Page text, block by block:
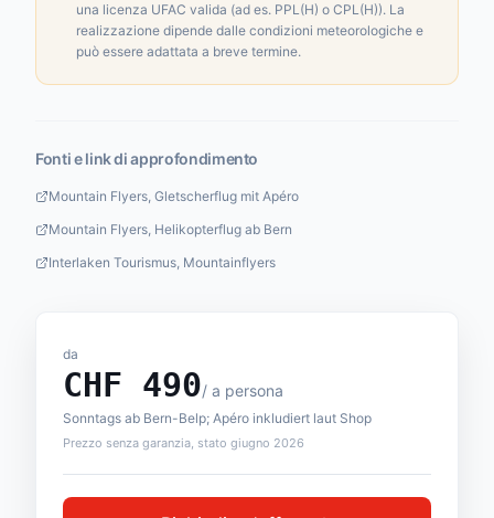
una licenza UFAC valida (ad es. PPL(H) o CPL(H)). La
realizzazione dipende dalle condizioni meteorologiche e
può essere adattata a breve termine.
Fonti e link di approfondimento
Mountain Flyers, Gletscherflug mit Apéro
Mountain Flyers, Helikopterflug ab Bern
Interlaken Tourismus, Mountainflyers
da
CHF 490/ a persona
Sonntags ab Bern-Belp; Apéro inkludiert laut Shop
Prezzo senza garanzia, stato giugno 2026